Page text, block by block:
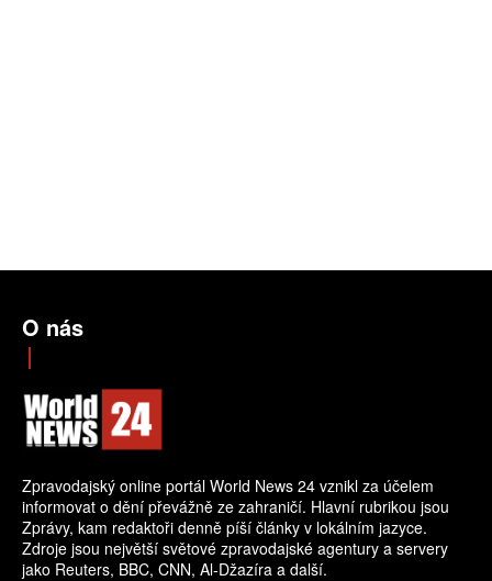
O nás
Zpravodajský online portál World News 24 vznikl za účelem
informovat o dění převážně ze zahraničí. Hlavní rubrikou jsou
Zprávy, kam redaktoři denně píší články v lokálním jazyce.
Zdroje jsou největší světové zpravodajské agentury a servery
jako Reuters, BBC, CNN, Al-Džazíra a další.